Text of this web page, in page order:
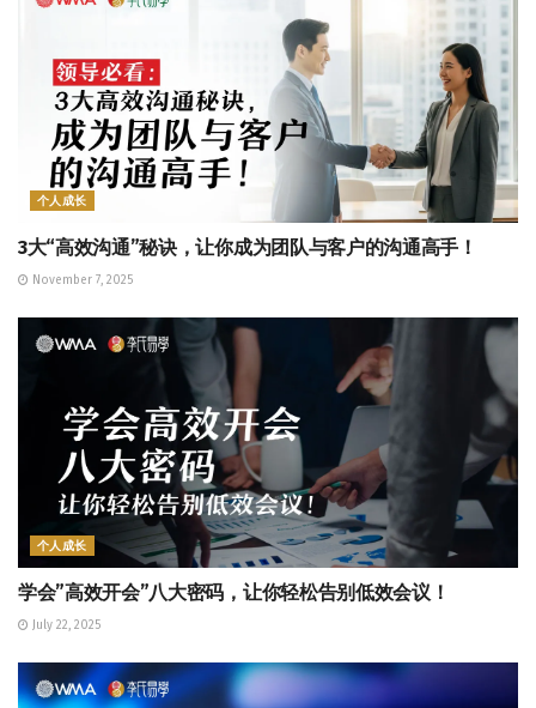
个人成长
3大“高效沟通”秘诀，让你成为团队与客户的沟通高手！
November 7, 2025
个人成长
学会”高效开会”八大密码，让你轻松告别低效会议！
July 22, 2025